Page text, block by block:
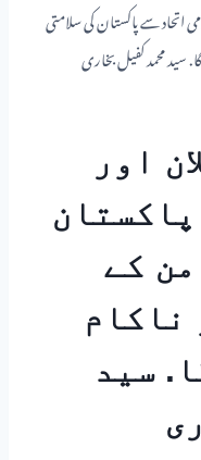
اتحاد سے پاکستان کی سلامتی
سید محمد کفیل بخاری
اور
کے
ناکام
سید